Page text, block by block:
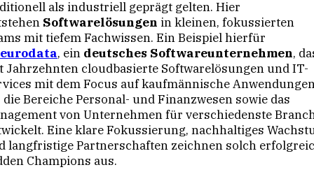
als industriell geprägt gelten. Hier
Softwarelösungen in kleinen, fokussierten
mit tiefem Fachwissen. Ein Beispiel hierfür
eurodata, ein deutsches Softwareunternehmen,
Jahrzehnten cloudbasierte Softwarelösungen und IT-
mit dem Focus auf kaufmännische
Bereiche Personal- und Finanzwesen sowie das
von Unternehmen für verschiedenste
Eine klare Fokussierung, nachhaltiges
langfristige Partnerschaften zeichnen solch
Champions aus.